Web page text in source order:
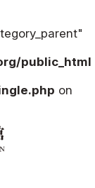
public_html
on
介